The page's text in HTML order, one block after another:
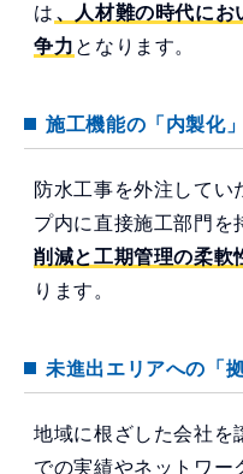
は 、人材難の時代に
争力 となります。
施工機能の「内製化
防水工事を外注してい
プ内に直接施工部門を
削減と工期管理の柔軟
ります。
未進出エリアへの「
地域に根ざした会社を
での実績やネットワー